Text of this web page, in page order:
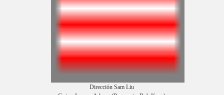
Dirección Sam Liu